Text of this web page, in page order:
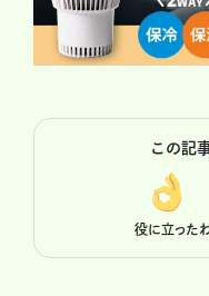
この記
役に立った